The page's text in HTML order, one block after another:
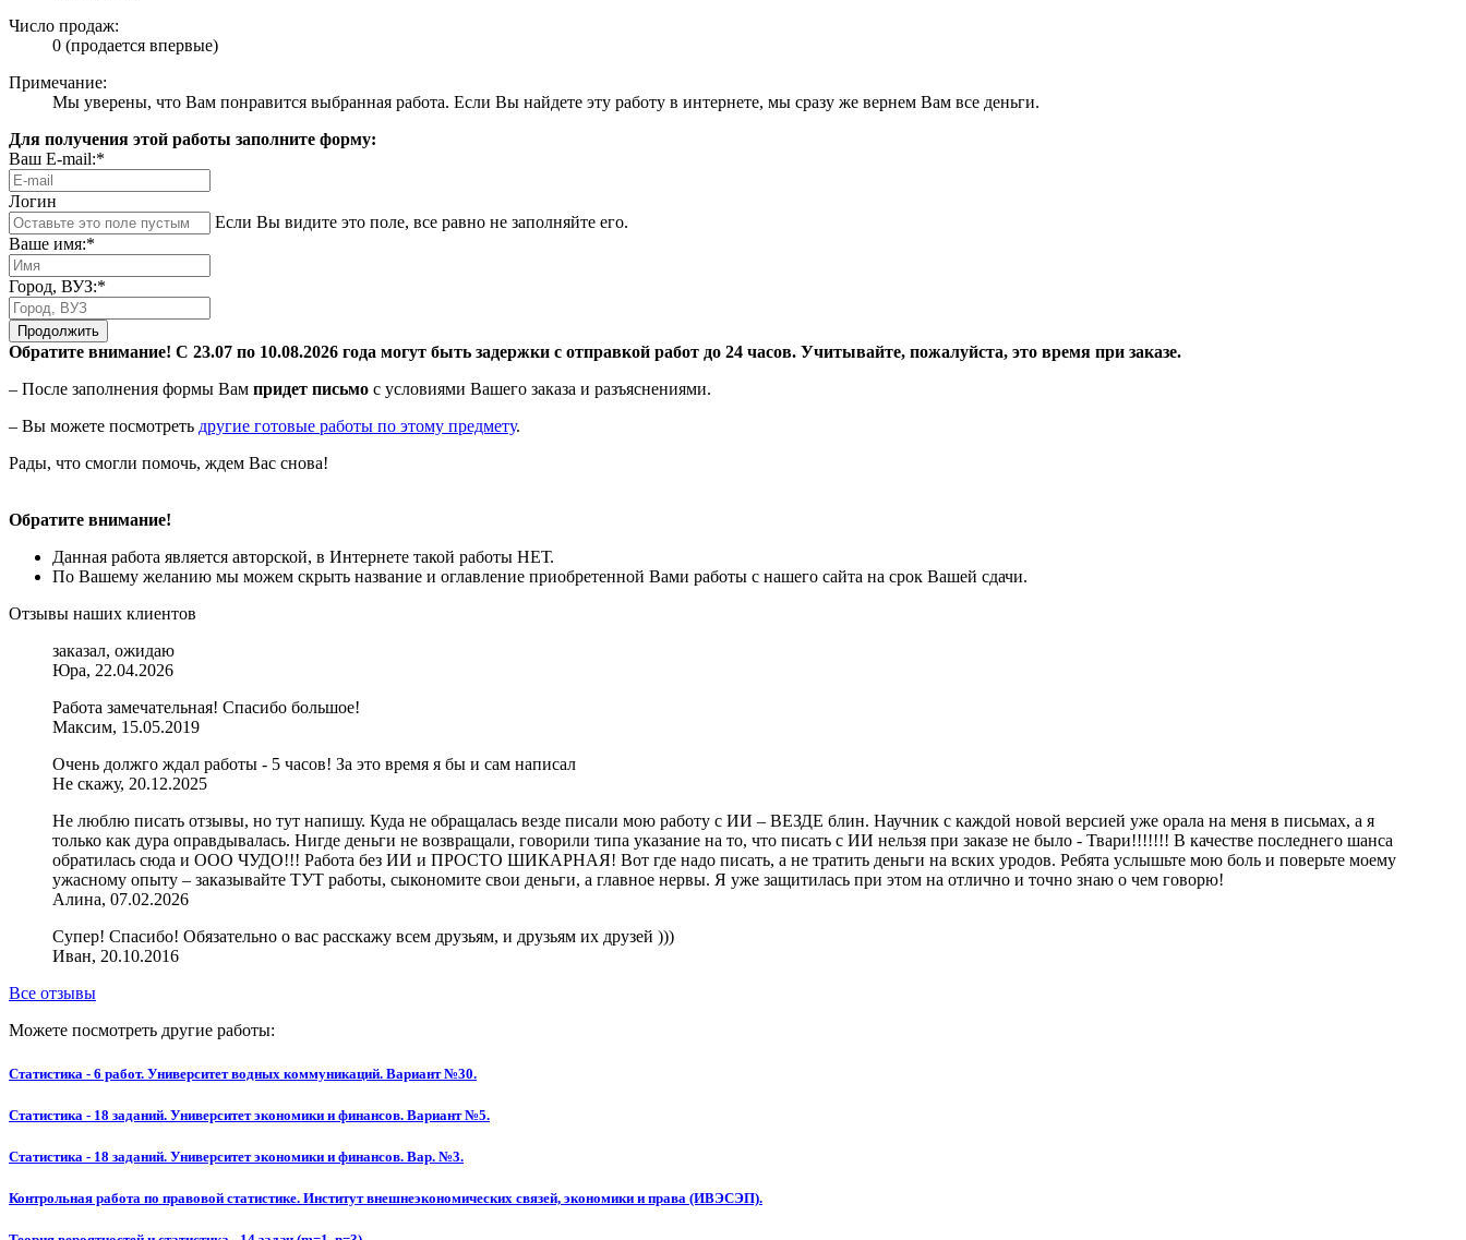
Число продаж:
0 (продается впервые)
Примечание:
Мы уверены, что Вам понравится выбранная работа. Если Вы найдете эту работу в интернете, мы сразу же вернем Вам все деньги.
Для получения этой работы заполните форму:
Ваш E-mail:*
Логин
Если Вы видите это поле, все равно не заполняйте его.
Ваше имя:*
Город, ВУЗ:*
Продолжить
Обратите внимание! С 23.07 по 10.08.2026 года могут быть задержки с отправкой работ до 24 часов. Учитывайте, пожалуйста, это время при заказе.
– После заполнения формы Вам придет письмо с условиями Вашего заказа и разъяснениями.
– Вы можете посмотреть другие готовые работы по этому предмету.
Рады, что смогли помочь, ждем Вас снова!
Обратите внимание!
Данная работа является авторской, в Интернете такой работы НЕТ.
По Вашему желанию мы можем скрыть название и оглавление приобретенной Вами работы с нашего сайта на срок Вашей сдачи.
Отзывы наших клиентов
заказал, ожидаю
Юра, 22.04.2026
Работа замечательная! Спасибо большое!
Максим, 15.05.2019
Очень должго ждал работы - 5 часов! За это время я бы и сам написал
Не скажу, 20.12.2025
Не люблю писать отзывы, но тут напишу. Куда не обращалась везде писали мою работу с ИИ – ВЕЗДЕ блин. Научник с каждой новой версией уже орала на меня в письмах, а я
только как дура оправдывалась. Нигде деньги не возвращали, говорили типа указание на то, что писать с ИИ нельзя при заказе не было - Твари!!!!!!! В качестве последнего шанса
обратилась сюда и ООО ЧУДО!!! Работа без ИИ и ПРОСТО ШИКАРНАЯ! Вот где надо писать, а не тратить деньги на вских уродов. Ребята услышьте мою боль и поверьте моему
ужасному опыту – заказывайте ТУТ работы, сыкономите свои деньги, а главное нервы. Я уже защитилась при этом на отлично и точно знаю о чем говорю!
Алина, 07.02.2026
Супер! Спасибо! Обязательно о вас расскажу всем друзьям, и друзьям их друзей )))
Иван, 20.10.2016
Все отзывы
Можете посмотреть другие работы:
Статистика - 6 работ. Университет водных коммуникаций. Вариант №30.
Статистика - 18 заданий. Университет экономики и финансов. Вариант №5.
Статистика - 18 заданий. Университет экономики и финансов. Вар. №3.
Контрольная работа по правовой статистике. Институт внешнеэкономических связей, экономики и права (ИВЭСЭП).